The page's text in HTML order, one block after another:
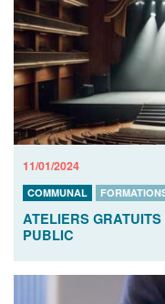
11/01/2024
COMMUNAL
ATELIERS
PUBLIC